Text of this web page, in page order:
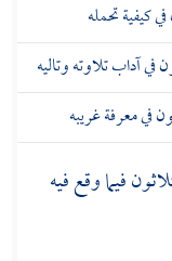
كيفية تحمله
في آداب تلاوته وتاليه
في معرفة غريبه
فيما وقع فيه